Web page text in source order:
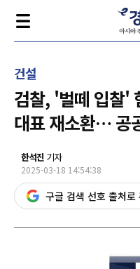
건설
검찰, '벌떼 입찰'
대표 재소환… 공
한석진 기자
2025-03-18 14:54:38
구글 검색 선호 출처로